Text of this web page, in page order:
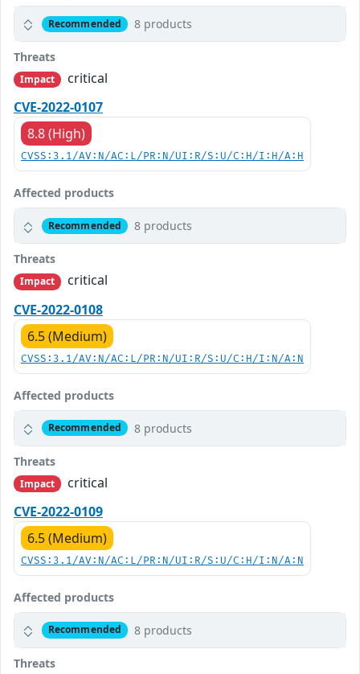
Recommended 8 products
Threats
Impact
critical
CVE-2022-0107
8.8 (High)
CVSS:3.1/AV:N/AC:L/PR:N/UI:R/S:U/C:H/I:H/A:H
Affected products
Recommended 8 products
Threats
Impact
critical
CVE-2022-0108
6.5 (Medium)
CVSS:3.1/AV:N/AC:L/PR:N/UI:R/S:U/C:H/I:N/A:N
Affected products
Recommended 8 products
Threats
Impact
critical
CVE-2022-0109
6.5 (Medium)
CVSS:3.1/AV:N/AC:L/PR:N/UI:R/S:U/C:H/I:N/A:N
Affected products
Recommended 8 products
Threats